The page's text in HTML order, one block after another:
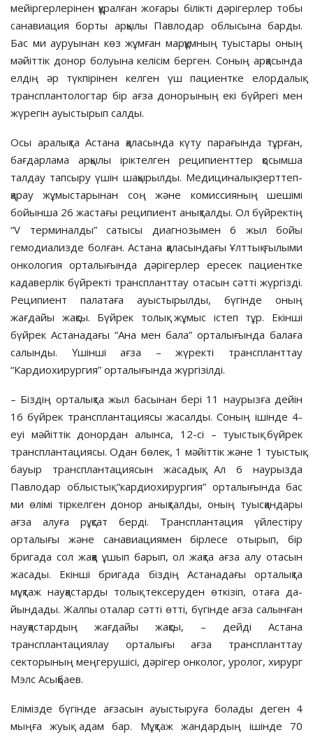
мейіргерлерінен құралған жоғары білікті дәрігерлер тобы
санавиация борты арқылы Павлодар облысына барды.
Бас ми ауруынан көз жұмған марқұмның туыстары оның
мәйіттік донор болуына келісім берген. Соның арқасында
елдің әр түкпірінен келген үш пациентке елордалық
трансплантологтар бір ағза донорының екі бүйрегі мен
жүрегін ауыстырып салды.
Осы аралықта Астана қаласында күту парағында тұрған,
бағдарлама арқылы іріктелген реципиенттер қосымша
талдау тапсыру үшін шақырылды. Медициналық зерттеп-
қарау жұмыстарынан соң және комиссияның шешімі
бойынша 26 жастағы реципиент анықталды. Ол бүйректің
“V терминалды” сатысы диагнозымен 6 жыл бойы
гемодиализде болған. Астана қаласындағы Ұлттық ғылыми
онкология орталығында дәрігерлер ересек пациентке
кадаверлік бүйректі транспланттау отасын сәтті жүргізді.
Реципиент палатаға ауыстырылды, бүгінде оның
жағдайы жақсы. Бүйрек толық жұмыс істеп тұр. Екінші
бүйрек Астанадағы “Ана мен бала” орталығында балаға
салынды. Үшінші ағза – жүректі транспланттау
“Кардиохирургия” орталығында жүргізілді.
– Біздің орталықта жыл басынан бері 11 наурызға дейін
16 бүйрек трансплантациясы жасалды. Соның ішінде 4-
еуі мәйіттік донордан алынса, 12-сі – туыстық бүйрек
трансплантациясы. Одан бөлек, 1 мәйіттік және 1 туыстық
бауыр трансплантациясын жасадық. Ал 6 наурызда
Павлодар облыстық “кардиохирургия” орталығында бас
ми өлімі тіркелген донор анықталды, оның туысқандары
ағза алуға рұқсат берді. Трансплантация үйлестіру
орталығы және санавиациямен бірлесе отырып, бір
бригада сол жаққа ұшып барып, ол жақта ағза алу отасын
жасады. Екінші бригада біздің Астанадағы орталықта
мұқтаж науқастарды толық тексеруден өткізіп, отаға да­
йындады. Жалпы оталар сәтті өтті, бүгінде ағза салынған
науқастардың жағдайы жақсы, – дейді Астана
трансплантациялау орталығы ағза транспланттау
секторының меңгерушісі, дәрігер онколог, уролог, хирург
Мэлс Асықбаев.
Елімізде бүгінде ағзасын ауыстыруға болады деген 4
мыңға жуық адам бар. Мұқтаж жандардың ішінде 70